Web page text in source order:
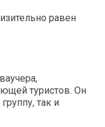
равен
туристов. Он
так и